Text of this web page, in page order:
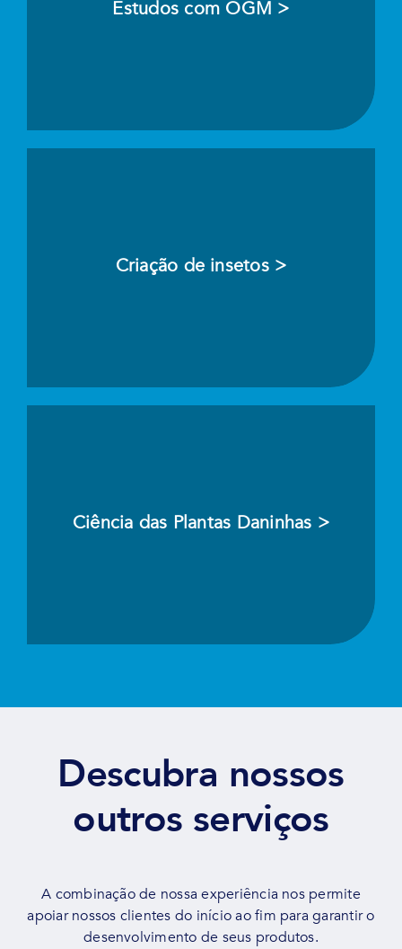
Estudos com OGM >
Criação de insetos >
Ciência das Plantas Daninhas >
Descubra nossos
outros serviços
A combinação de nossa experiência nos permite
apoiar nossos clientes do início ao fim para garantir o
desenvolvimento de seus produtos.